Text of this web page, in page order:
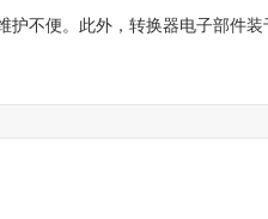
不便。此外，转换器电子部件